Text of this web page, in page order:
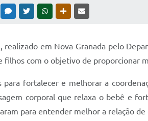
MESSENGER
TWITTERWHATSAPPOUTRAS MÍDIAS
realizado em Nova Granada pelo
filhos com o objetivo de proporcionar
para fortalecer e melhorar a
corporal que relaxa o bebê e
para entender melhor a relação